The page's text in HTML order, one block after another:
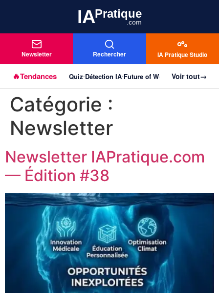
IAPratique
.com
Newsletter Rechercher IA Pratique Studio
🔥Tendances Quiz•Détection IA•Future of Work Agentique•
Voir tout→
Aller au
principal
Catégorie :
Newsletter
Newsletter IAPratique.com
— Édition #38